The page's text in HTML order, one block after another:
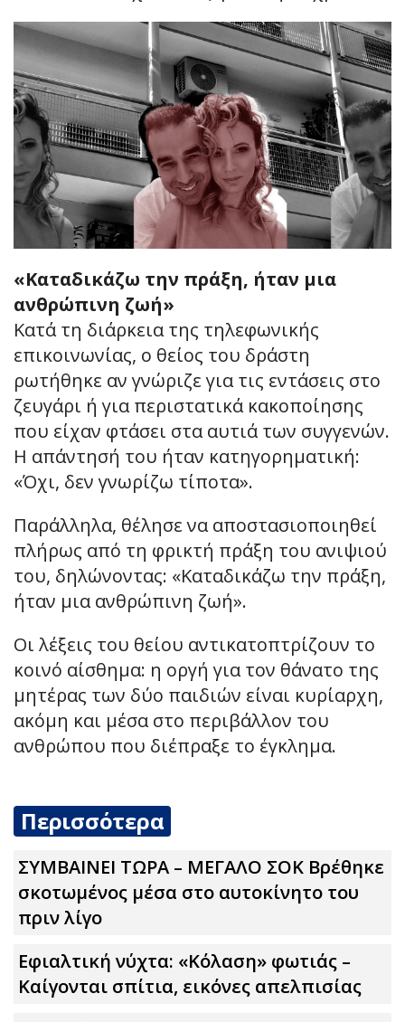
«Καταδικάζω την πράξη, ήταν μια
ανθρώπινη ζωή»
Κατά τη διάρκεια της τηλεφωνικής
επικοινωνίας, ο θείος του δράστη
ρωτήθηκε αν γνώριζε για τις εντάσεις στο
ζευγάρι ή για περιστατικά κακοποίησης
που είχαν φτάσει στα αυτιά των συγγενών.
Η απάντησή του ήταν κατηγορηματική:
«Όχι, δεν γνωρίζω τίποτα».
Παράλληλα, θέλησε να αποστασιοποιηθεί
πλήρως από τη φρικτή πράξη του ανιψιού
του, δηλώνοντας: «Καταδικάζω την πράξη,
ήταν μια ανθρώπινη ζωή».
Οι λέξεις του θείου αντικατοπτρίζουν το
κοινό αίσθημα: η οργή για τον θάνατο της
μητέρας των δύο παιδιών είναι κυρίαρχη,
ακόμη και μέσα στο περιβάλλον του
ανθρώπου που διέπραξε το έγκλημα.
Περισσότερα
ΣΥΜΒΑΙΝΕΙ ΤΩΡΑ – ΜΕΓΑΛΟ ΣΟΚ Βρέθηκε
σκοτωμένος μέσα στο αυτοκίνητο του
πριν λίγο
Εφιαλτική νύχτα: «Κόλαση» φωτιάς –
Καίγονται σπίτια, εικόνες απελπισίας